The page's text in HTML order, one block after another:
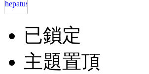
已鎖定
主題置頂